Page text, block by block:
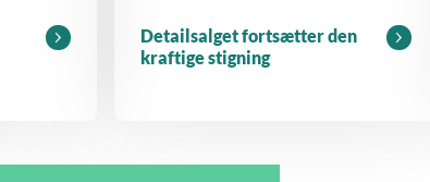
Detailsalget fortsætter den
kraftige stigning